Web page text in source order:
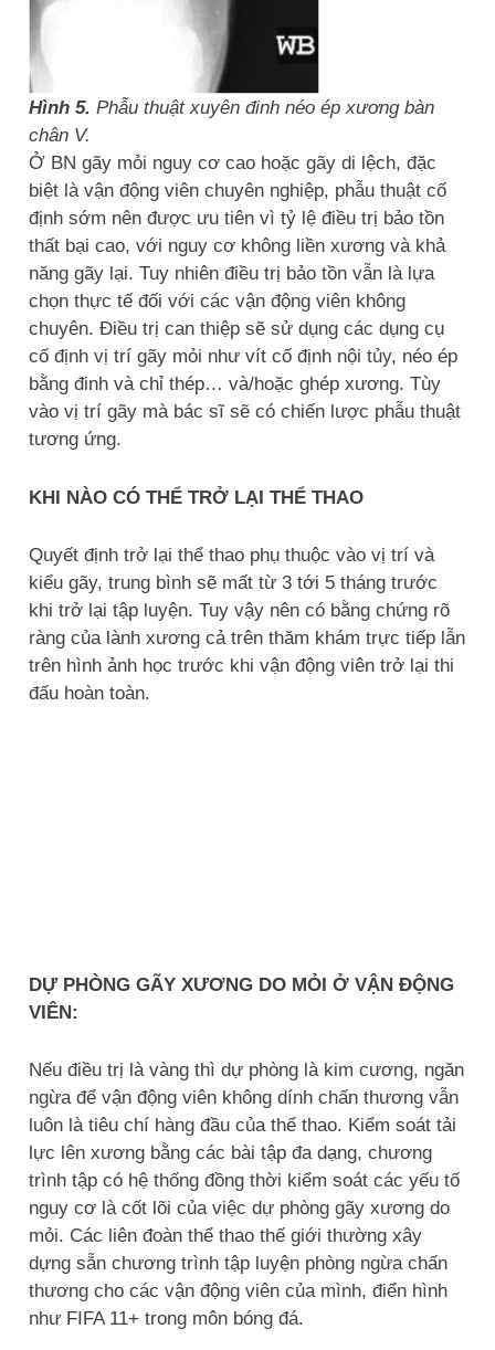
Hình 5. Phẫu thuật xuyên đinh néo ép xương bàn
chân V.
Ở BN gãy mỏi nguy cơ cao hoặc gãy di lệch, đặc
biệt là vận động viên chuyên nghiệp, phẫu thuật cố
định sớm nên được ưu tiên vì tỷ lệ điều trị bảo tồn
thất bại cao, với nguy cơ không liền xương và khả
năng gãy lại. Tuy nhiên điều trị bảo tồn vẫn là lựa
chọn thực tế đối với các vận động viên không
chuyên. Điều trị can thiệp sẽ sử dụng các dụng cụ
cố định vị trí gãy mỏi như vít cố định nội tủy, néo ép
bằng đinh và chỉ thép… và/hoặc ghép xương. Tùy
vào vị trí gãy mà bác sĩ sẽ có chiến lược phẫu thuật
tương ứng.
KHI NÀO CÓ THỂ TRỞ LẠI THỂ THAO
Quyết định trở lại thể thao phụ thuộc vào vị trí và
kiểu gãy, trung bình sẽ mất từ 3 tới 5 tháng trước
khi trở lại tập luyện. Tuy vậy nên có bằng chứng rõ
ràng của lành xương cả trên thăm khám trực tiếp lẫn
trên hình ảnh học trước khi vận động viên trở lại thi
đấu hoàn toàn.
DỰ PHÒNG GÃY XƯƠNG DO MỎI Ở VẬN ĐỘNG
VIÊN:
Nếu điều trị là vàng thì dự phòng là kim cương, ngăn
ngừa để vận động viên không dính chấn thương vẫn
luôn là tiêu chí hàng đầu của thể thao. Kiểm soát tải
lực lên xương bằng các bài tập đa dạng, chương
trình tập có hệ thống đồng thời kiểm soát các yếu tố
nguy cơ là cốt lõi của việc dự phòng gãy xương do
mỏi. Các liên đoàn thể thao thế giới thường xây
dựng sẵn chương trình tập luyện phòng ngừa chấn
thương cho các vận động viên của mình, điển hình
như FIFA 11+ trong môn bóng đá.